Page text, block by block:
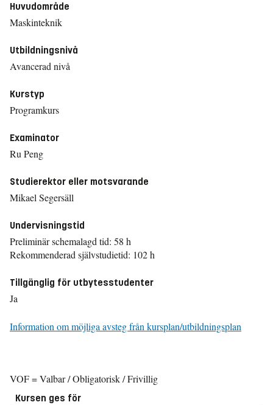
Huvudområde
Maskinteknik
Utbildningsnivå
Avancerad nivå
Kurstyp
Programkurs
Examinator
Ru Peng
Studierektor eller motsvarande
Mikael Segersäll
Undervisningstid
Preliminär schemalagd tid: 58 h
Rekommenderad självstudietid: 102 h
Tillgänglig för utbytesstudenter
Ja
Information om möjliga avsteg från kursplan/utbildningsplan
VOF = Valbar / Obligatorisk / Frivillig
Kursen ges för